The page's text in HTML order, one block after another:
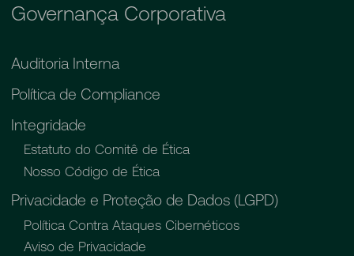
Governança Corporativa
Auditoria Interna
Política de Compliance
Integridade
Estatuto do Comitê de Ética
Nosso Código de Ética
Privacidade e Proteção de Dados (LGPD)
Política Contra Ataques Cibernéticos
Aviso de Privacidade